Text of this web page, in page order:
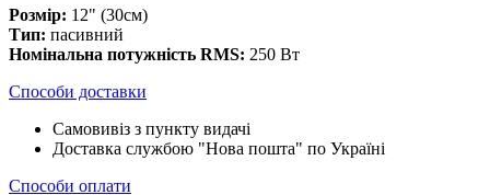
Розмір: 12" (30см)
Тип: пасивний
Номінальна потужність RMS: 250 Вт
Способи доставки
Самовивіз з пункту видачі
Доставка службою "Нова пошта" по Україні
Способи оплати